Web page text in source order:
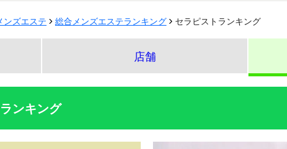
ンズエステ 総合メンズエステランキング セラピストランキング
店舗
ンキング